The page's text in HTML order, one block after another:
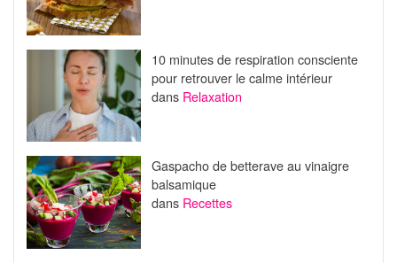
10 minutes de respiration consciente
pour retrouver le calme intérieur
dans Relaxation
Gaspacho de betterave au vinaigre
balsamique
dans Recettes